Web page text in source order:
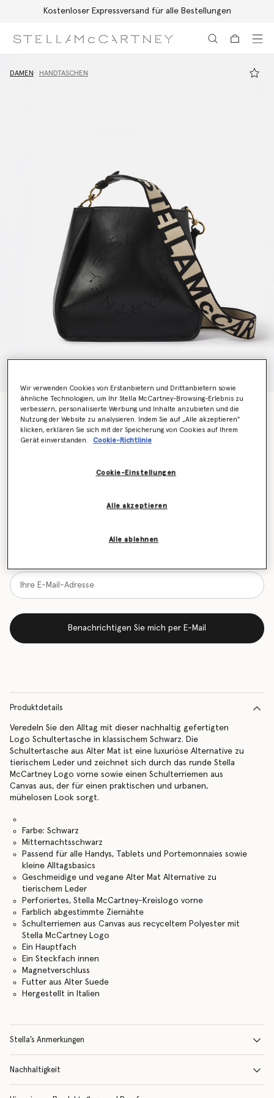
Kostenloser Expressversand für alle Bestellungen
DAMEN HANDTASCHEN
Umhaengetasche mit Logo
€795.00
Benachrichtigen Sie mich per E-Mail
Produktdetails
Veredeln Sie den Alltag mit dieser nachhaltig gefertigten
Logo Schultertasche in klassischem Schwarz. Die
Schultertasche aus Alter Mat ist eine luxuriöse Alternative zu
tierischem Leder und zeichnet sich durch das runde Stella
McCartney Logo vorne sowie einen Schulterriemen aus
Canvas aus, der für einen praktischen und urbanen,
mühelosen Look sorgt.
Farbe: Schwarz
Mitternachtsschwarz
Passend für alle Handys, Tablets und Portemonnaies sowie
kleine Alltagsbasics
Geschmeidige und vegane Alter Mat Alternative zu
tierischem Leder
Perforiertes, Stella McCartney-Kreislogo vorne
Farblich abgestimmte Ziernähte
Schulterriemen aus Canvas aus recyceltem Polyester mit
Stella McCartney Logo
Ein Hauptfach
Ein Steckfach innen
Magnetverschluss
Futter aus Alter Suede
Hergestellt in Italien
Stella’s Anmerkungen
Nachhaltigkeit
Wir verwenden Cookies von Erstanbietern und Drittanbietern sowie
ähnliche Technologien, um Ihr Stella McCartney-Browsing-Erlebnis zu
verbessern, personalisierte Werbung und Inhalte anzubieten und die
Nutzung der Website zu analysieren. Indem Sie auf „Alle akzeptieren"
klicken, erklären Sie sich mit der Speicherung von Cookies auf Ihrem
Gerät einverstanden.
Cookie-Richtlinie
Cookie-Einstellungen
Alle ablehnen
Alle akzeptieren